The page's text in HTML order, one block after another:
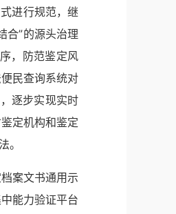
进行规范，继
合”的源头治理
，防范鉴定风
民查询系统对
逐步实现实时
定机构和鉴定
。
案文书通用示
能力验证平台